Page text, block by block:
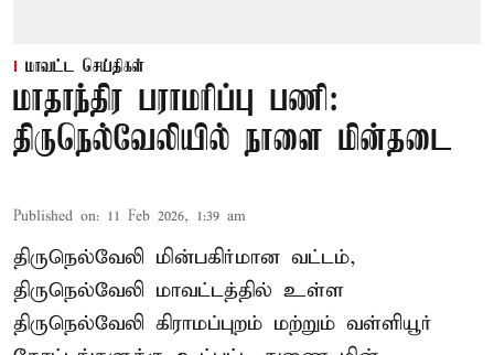
மாவட்ட செய்திகள்
மாதாந்திர பராமரிப்பு பணி:
திருநெல்வேலியில் நாளை மின்தடை
Published on: 11 Feb 2026, 1:39 am
திருநெல்வேலி மின்பகிர்மான வட்டம்,
திருநெல்வேலி மாவட்டத்தில் உள்ள
திருநெல்வேலி கிராமப்புறம் மற்றும் வள்ளியூர்